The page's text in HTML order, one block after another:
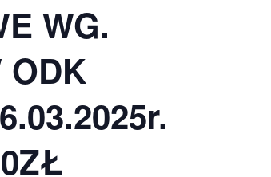
WG.
ODK